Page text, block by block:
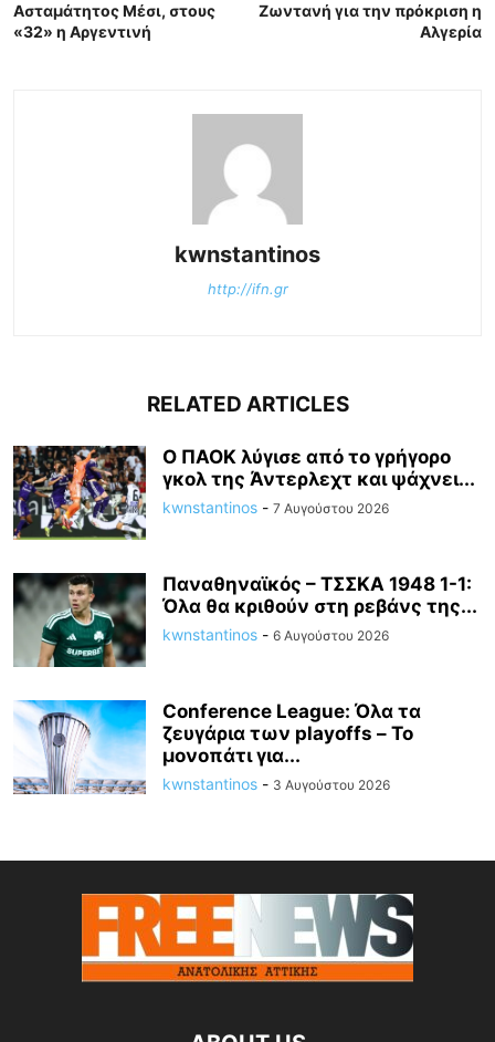
Ασταμάτητος Μέσι, στους
«32» η Αργεντινή
Ζωντανή για την πρόκριση η
Αλγερία
kwnstantinos
http://ifn.gr
RELATED ARTICLES
Ο ΠΑΟΚ λύγισε από το γρήγορο
γκολ της Άντερλεχτ και ψάχνει...
kwnstantinos - 7 Αυγούστου 2026
Παναθηναϊκός – ΤΣΣΚΑ 1948 1-1:
Όλα θα κριθούν στη ρεβάνς της...
kwnstantinos - 6 Αυγούστου 2026
Conference League: Όλα τα
ζευγάρια των playoffs – Το
μονοπάτι για...
kwnstantinos - 3 Αυγούστου 2026